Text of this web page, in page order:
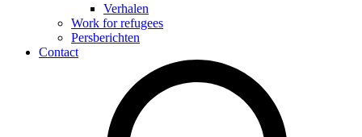
Verhalen
Work for refugees
Persberichten
Contact